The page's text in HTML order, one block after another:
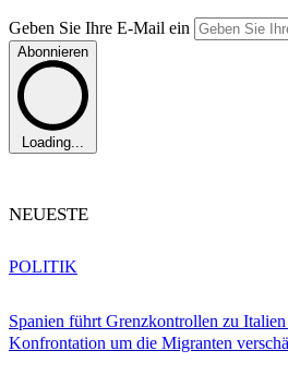
Geben Sie Ihre E-Mail ein
Abonnieren
Loading...
NEUESTE
Spanien führt Grenzkontrollen zu
Konfrontation um die Migranten
POLITIK